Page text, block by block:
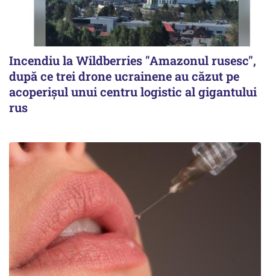
Incendiu la Wildberries "Amazonul rusesc",
după ce trei drone ucrainene au căzut pe
acoperişul unui centru logistic al gigantului
rus